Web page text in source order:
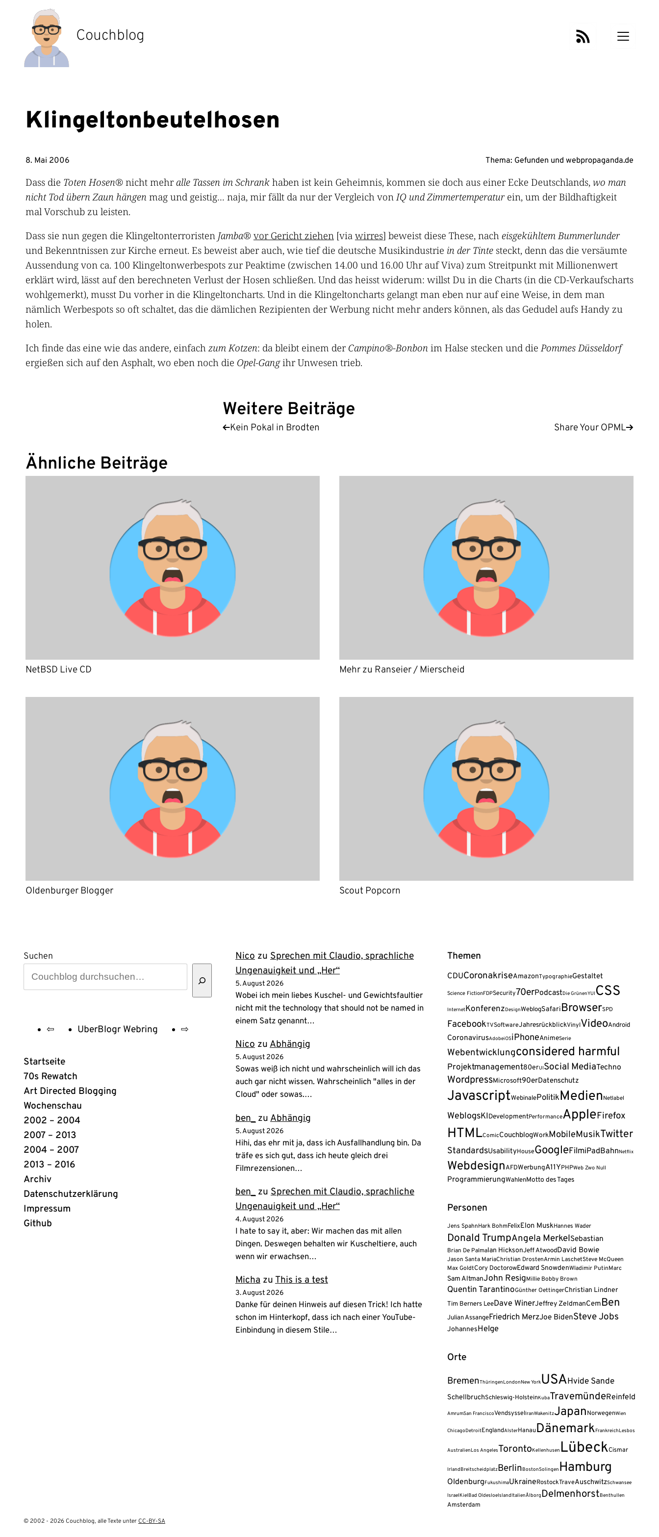
Couchblog
Klingeltonbeutelhosen
8. Mai 2006 Thema: Gefunden undwebpropaganda.de
Dass die Toten Hosen® nicht mehralle Tassen im Schrankhaben ist kein Geheimnis, kommen sie doch aus einer Ecke Deutschlands, wo man
nicht Tod übern Zaun hängenmag und geistig… naja, mir fällt da nur der Vergleich vonIQ und Zimmertemperaturein, um der Bildhaftigkeit
mal Vorschub zu leisten.
Dass sie nun gegen die Klingeltonterroristen Jamba®vor Gericht ziehen[viawirres] beweist diese These, nacheisgekühltem Bummerlunder
und Bekenntnissen zur Kirche erneut. Es beweist aber auch, wie tief die deutsche Musikindustrie in der Tintesteckt, denn das die versäumte
Aussendung von ca. 100 Klingeltonwerbespots zur Peaktime (zwischen 14.00 und 16.00 Uhr auf Viva) zum Streitpunkt mit Millionenwert
erklärt wird, lässt auf den berechneten Verlust der Hosen schließen. Und das heisst widerum: willst Du in die Charts (in die CD-Verkaufscharts
wohlgemerkt), musst Du vorher in die Klingeltoncharts. Und in die Klingeltoncharts gelangt man eben nur auf eine Weise, in dem man
nämlich Werbespots so oft schaltet, das die dämlichen Rezipienten der Werbung nicht mehr anders können, als das Gedudel aufs Handy zu
holen.
Ich finde das eine wie das andere, einfachzum Kotzen: da bleibt einem der Campino®-Bonbonim Halse stecken und diePommes Düsseldorf
ergießen sich auf den Asphalt, wo eben noch die Opel-Gangihr Unwesen trieb.
Weitere Beiträge
Kein Pokal in Brodten Share Your OPML
Ähnliche Beiträge
NetBSD Live CD Mehr zu Ranseier / Mierscheid
Oldenburger Blogger Scout Popcorn
Suchen
UberBlogr
Webring
Links
⇦ UberBlogr Webring ⇨
Startseite
70s Rewatch
Art Directed Blogging
Wochenschau
2002 – 2004
2007 – 2013
2004 – 2007
2013 – 2016
Archiv
Datenschutzerklärung
Impressum
Github
Nico zu Sprechen mit Claudio, sprachliche
Ungenauigkeit und „Her“
5. August 2026
Wobei ich mein liebes Kuschel- und Gewichtsfaultier
nicht mit the technology that should not be named in
einem Satz genannt…
Nico zu Abhängig
5. August 2026
Sowas weiß ich nicht und wahrscheinlich will ich das
auch gar nicht wissen. Wahrscheinlich "alles in der
Cloud" oder sowas.…
ben_ zu Abhängig
5. August 2026
Hihi, das ehr mit ja, dass ich Ausfallhandlung bin. Da
träfe es sich gut, dass ich heute gleich drei
Filmrezensionen…
ben_zu Sprechen mit Claudio, sprachliche
Ungenauigkeit und „Her“
4. August 2026
I hate to say it, aber: Wir machen das mit allen
Dingen. Deswegen behalten wir Kuscheltiere, auch
wenn wir erwachsen…
Micha zu This is a test
3. August 2026
Danke für deinen Hinweis auf diesen Trick! Ich hatte
schon im Hinterkopf, dass ich nach einer YouTube-
Einbindung in diesem Stile…
Themen
CDUCoronakriseAmazonTypographieGestaltet
Science FictionFDPSecurity70erPodcastDie GrünenYUI CSS
InternetKonferenzDesignWeblogSafariBrowserSPD
FacebookTVSoftwareJahresrückblickVinylVideoAndroid
CoronavirusAdobeiOSiPhoneAnimeSerie
Webentwicklungconsidered harmful
Projektmanagement80erUISocial MediaTechno
WordpressMicrosoft90erDatenschutz
JavascriptWebinalePolitikMedienNetlabel
WeblogsKIDevelopmentPerformanceAppleFirefox
HTMLComicCouchblogWorkMobileMusikTwitter
StandardsUsabilityHouseGoogleFilmiPadBahnNetflix
WebdesignAFDWerbungA11YPHPWeb Zwo Null
ProgrammierungWahlenMotto des Tages
Personen
Jens SpahnHark BohmFelixElon MuskHannes Wader
Donald TrumpAngela MerkelSebastian
Brian De PalmaIan HicksonJeff AtwoodDavid Bowie
Jason Santa MariaChristian DrostenArmin LaschetSteve McQueen
Max GoldtCory DoctorowEdward SnowdenWladimir PutinMarc
Sam AltmanJohn ResigMillie Bobby Brown
Quentin TarantinoGünther OettingerChristian Lindner
Tim Berners LeeDave WinerJeffrey ZeldmanCemBen
Julian AssangeFriedrich MerzJoe BidenSteve Jobs
JohannesHelge
Orte
BremenThüringenLondonNew YorkUSAHvide Sande
SchellbruchSchleswig-HolsteinKubaTravemündeReinfeld
AmrumSan FranciscoVendsysselIranWakenitzJapanNorwegenWien
ChicagoDetroitEnglandAlsterHanauDänemarkFrankreichLesbos
AustralienLos AngelesTorontoKellenhusen LübeckCismar
IrlandBreitscheidplatzBerlinBostonSolingen Hamburg
OldenburgFukushimaUkraineRostockTraveAuschwitzSchwansee
IsraelKielBad OldesloeIslandItalienÅlborg DelmenhorstBenthullen
Amsterdam
© 2002 - 2026 Couchblog, alle Texte unterCC-BY-SA